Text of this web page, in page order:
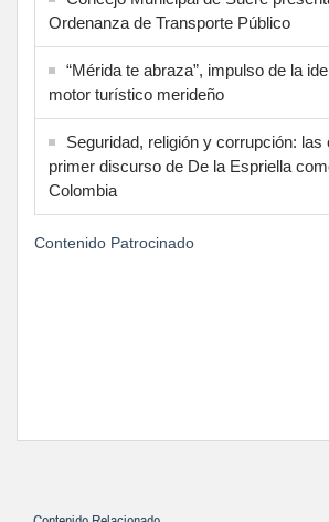
Ordenanza de Transporte Público
“Mérida te abraza”, impulso de la
motor turístico merideño
Seguridad, religión y corrupción: las
primer discurso de De la Espriella
Colombia
Contenido Patrocinado